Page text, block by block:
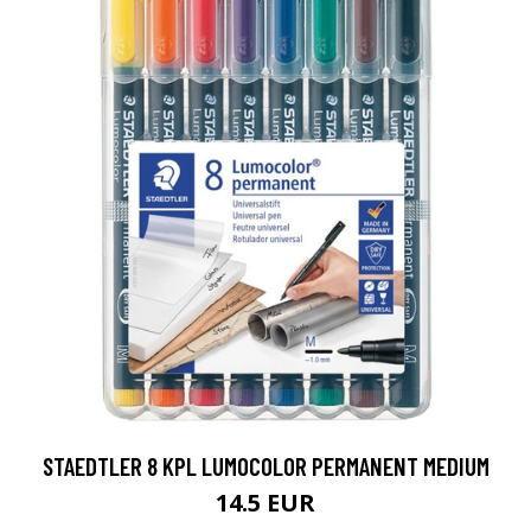
STAEDTLER 8 KPL LUMOCOLOR PERMANENT MEDIUM
14.5 EUR